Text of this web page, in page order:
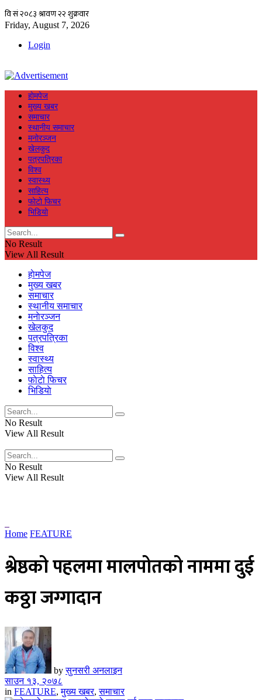
Friday, August 7, 2026
Login
हाेमपेज
मुख्य खबर
समाचार
स्थानीय समाचार
मनाेरञ्जन
खेलकुद
पत्रपत्रिका
विश्व
स्वास्थ्य
साहित्य
फाेटाे फिचर
भिडियाे
No Result
View All Result
हाेमपेज
मुख्य खबर
समाचार
स्थानीय समाचार
मनाेरञ्जन
खेलकुद
पत्रपत्रिका
विश्व
स्वास्थ्य
साहित्य
फाेटाे फिचर
भिडियाे
No Result
View All Result
No Result
View All Result
Home FEATURE
श्रेष्ठको पहलमा मालपोतको नाममा दुई
कठ्ठा जग्गादान
by सुनसरी अनलाइन
साउन १३, २०७८
in FEATURE,मुख्य खबर,समाचार